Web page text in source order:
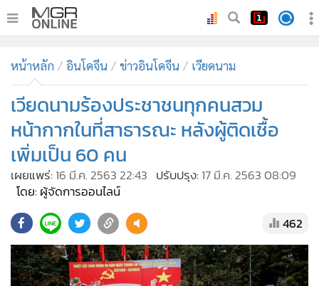
ทันเหตุการณ์
• ภาคใต้
ภูมิภาค
Online Section
• บันเทิง
ผู้จัดการรายวัน
• ละคร
• CbizReview
• Cyber BIZ
หน้าหลัก อินโดจีน ข่าวอินโดจีน เวียดนาม
เวียดนามร้องประชาชนทุกคนสวม
หน้ากากในที่สาธารณะ หลังผู้ติดเชื้อ
เพิ่มเป็น 60 คน
เผยแพร่: 16 มี.ค. 2563 22:43 ปรับปรุง: 17 มี.ค. 2563 08:09
โดย: ผู้จัดการออนไลน์
462